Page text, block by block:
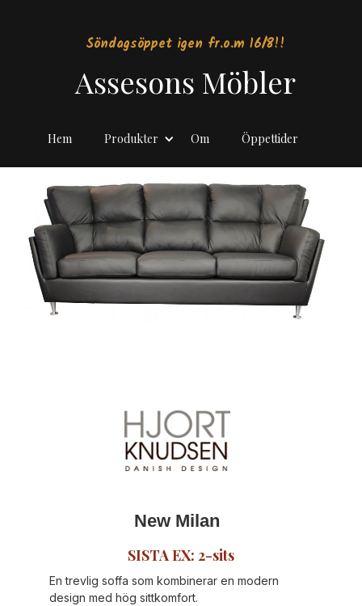
Söndagsöppet igen fr.o.m 16/8!!
Assesons Möbler
Hem Produkter Om Öppettider
New Milan
SISTA EX: 2-sits
En trevlig soffa som kombinerar en modern
design med hög sittkomfort.